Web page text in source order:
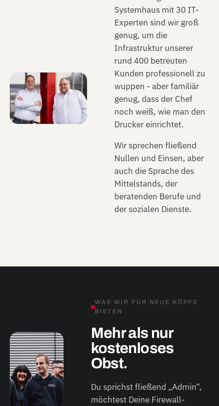
Systemhaus mit 30 IT-
Experten sind wir groß
genug, um die
Infrastruktur unserer
rund 400 betreuten
Kunden professionell zu
wuppen - aber familiär
genug, dass der Chef
noch weiß, wie man den
Drucker einrichtet.
Wir sprechen fließend
Nullen und Einsen, aber
auch die Sprache des
Mittelstands, der
beratenden Berufe und
der sozialen Dienste.
WAS WIR FÜR NEUE KÖPFE
BIETEN
Mehr als nur
kostenloses
Obst.
Du sprichst fließend „Admin“,
möchtest Deine Firewall-